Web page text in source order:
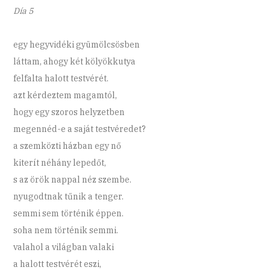
Día 5
egy hegyvidéki gyümölcsösben
láttam, ahogy két kölyökkutya
felfalta halott testvérét.
azt kérdeztem magamtól,
hogy egy szoros helyzetben
megennéd-e a saját testvéredet?
a szemközti házban egy nő
kiterít néhány lepedőt,
s az örök nappal néz szembe.
nyugodtnak tűnik a tenger.
semmi sem történik éppen.
soha nem történik semmi.
valahol a világban valaki
a halott testvérét eszi,